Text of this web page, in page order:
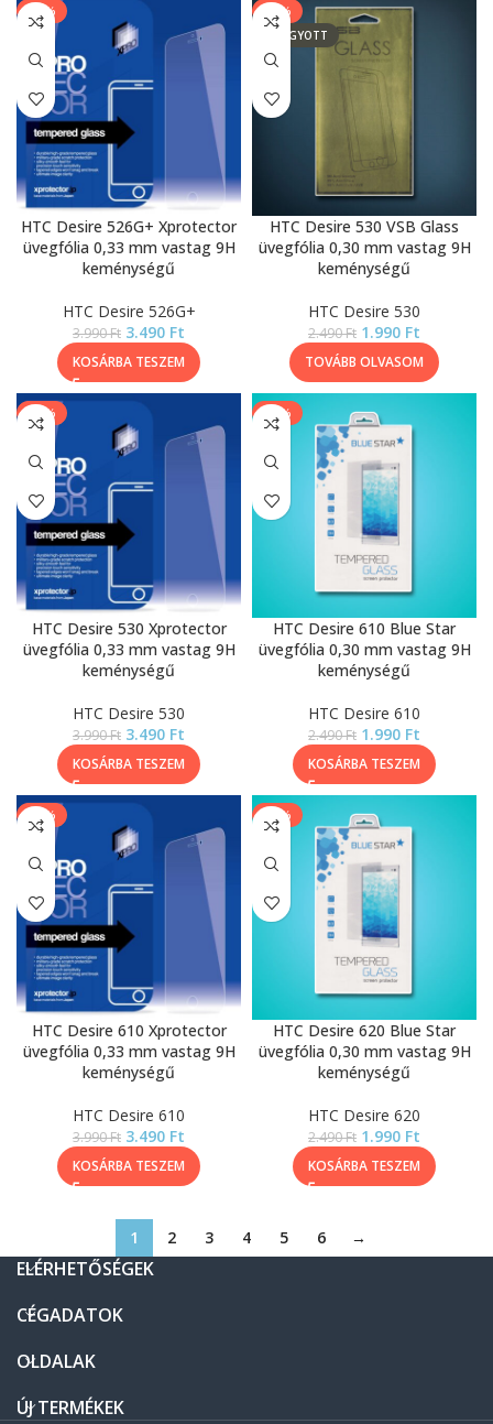
-13%
HTC Desire 526G+ Xprotector
üvegfólia 0,33 mm vastag 9H
keménységű
HTC Desire 526G+
3.990Ft 3.490 Ft
KOSÁRBA TESZEM
-20%
ELFOGYOTT
HTC Desire 530 VSB Glass
üvegfólia 0,30 mm vastag 9H
keménységű
HTC Desire 530
2.490Ft 1.990 Ft
TOVÁBB OLVASOM
-13%
HTC Desire 530 Xprotector
üvegfólia 0,33 mm vastag 9H
keménységű
HTC Desire 530
3.990Ft 3.490 Ft
KOSÁRBA TESZEM
-20%
HTC Desire 610 Blue Star
üvegfólia 0,30 mm vastag 9H
keménységű
HTC Desire 610
2.490Ft 1.990 Ft
KOSÁRBA TESZEM
-13%
HTC Desire 610 Xprotector
üvegfólia 0,33 mm vastag 9H
keménységű
HTC Desire 610
3.990Ft 3.490 Ft
KOSÁRBA TESZEM
-20%
HTC Desire 620 Blue Star
üvegfólia 0,30 mm vastag 9H
keménységű
HTC Desire 620
2.490Ft 1.990 Ft
KOSÁRBA TESZEM
1 2 3 4 5 6 →
ELÉRHETŐSÉGEK
CÉGADATOK
OLDALAK
ÚJ TERMÉKEK